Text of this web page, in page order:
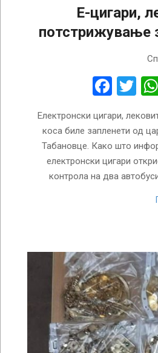
Е-цигари,
потстрижување
Електронски цигари,
коса биле запленети од
Табановце. Како што
електронски цигари
контрола на два